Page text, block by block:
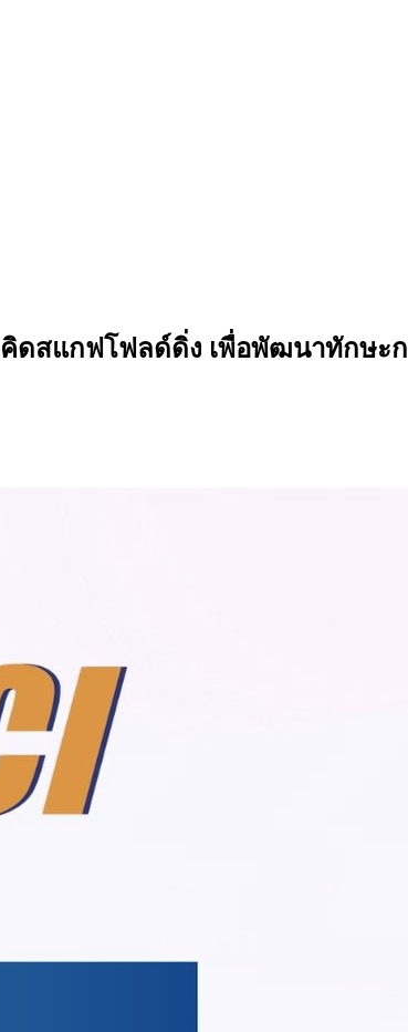
ดสแกฟโฟลด์ดิ่ง เพื่อพัฒนาทักษะ